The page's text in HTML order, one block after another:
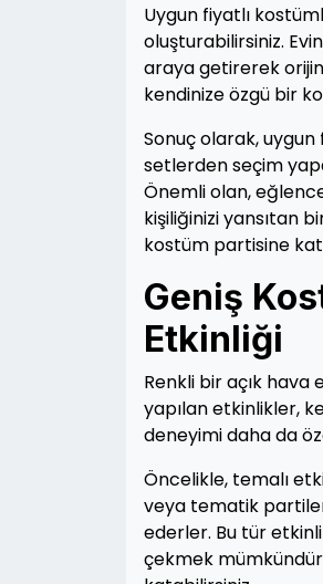
Uygun fiyatlı
oluşturabilirsiniz.
araya getirerek
kendinize özgü bir
Sonuç olarak,
setlerden seçim
Önemli olan,
kişiliğinizi yansıtan
kostüm partisine
Geniş
Etkinliği
Renkli bir açık hava
yapılan etkinlikler,
deneyimi daha da
Öncelikle, temalı
veya tematik partiler
ederler. Bu tür
çekmek